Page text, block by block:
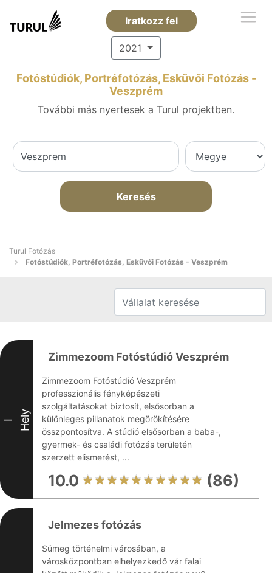
Iratkozz fel
2021
Fotóstúdiók, Portréfotózás, Esküvői Fotózás -
Veszprém
További más nyertesek a Turul projektben.
Keresés
Turul Fotózás
Fotóstúdiók, Portréfotózás, Esküvői Fotózás - Veszprém
I Hely
Zimmezoom Fotóstúdió Veszprém
Zimmezoom Fotóstúdió Veszprém
professzionális fényképészeti
szolgáltatásokat biztosít, elsősorban a
különleges pillanatok megörökítésére
összpontosítva. A stúdió elsősorban a baba-,
gyermek- és családi fotózás területén
szerzett elismerést, ...
10.0 (86)
Jelmezes fotózás
Sümeg történelmi városában, a
városközpontban elhelyezkedő vár falai